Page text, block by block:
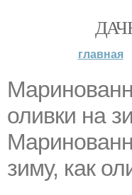
главная
оливки на
зиму, как